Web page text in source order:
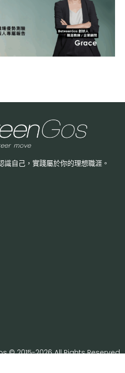
識自己， 實踐屬於你的理想職涯。
© 2015-2026 All Rights Reserved